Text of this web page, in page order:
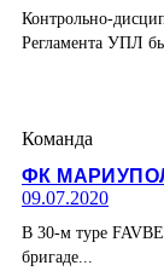
Контрольно-
Регламента УПЛ
Команда
ФК
09.07.2020
В 30-м туре
бригаде...